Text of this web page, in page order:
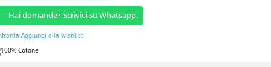
Hai domande? Scrivici su Whatsapp.
Aggiungi alla wishlist